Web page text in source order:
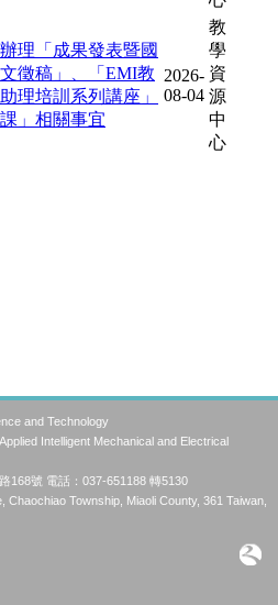
and Technology
Intelligent Mechanical and Electrical
168號 電話：037-651188 轉5130
Chaochiao Township, Miaoli County, 361 Taiwan,